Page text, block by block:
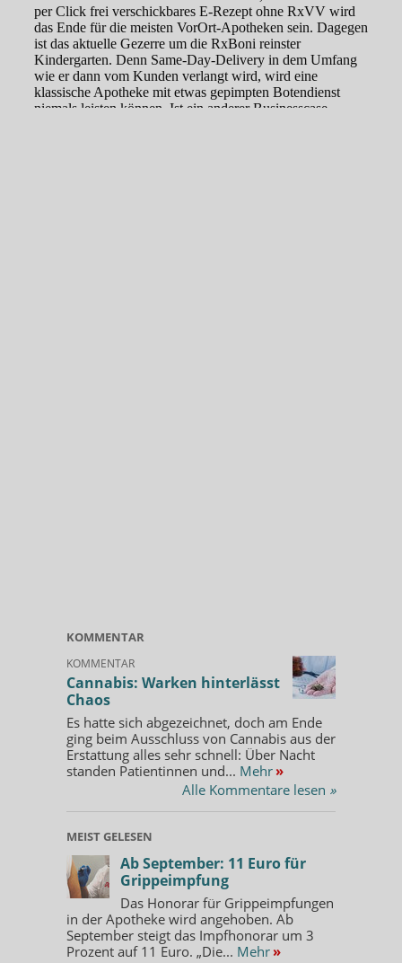
KOMMENTAR
KOMMENTAR
Cannabis: Warken hinterlässt
Chaos
Es hatte sich abgezeichnet, doch am Ende
ging beim Ausschluss von Cannabis aus der
Erstattung alles sehr schnell: Über Nacht
standen Patientinnen und... Mehr »
Alle Kommentare lesen »
MEIST GELESEN
Ab September: 11 Euro für
Grippeimpfung
Das Honorar für Grippeimpfungen
in der Apotheke wird angehoben. Ab
September steigt das Impfhonorar um 3
Prozent auf 11 Euro. „Die... Mehr »